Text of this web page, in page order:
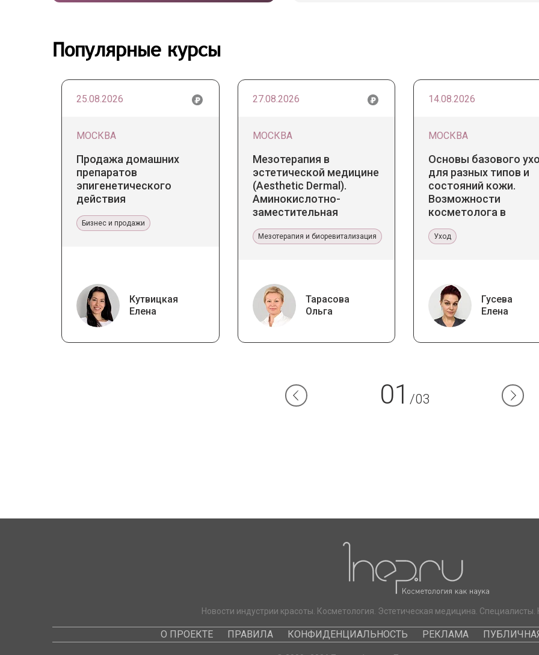
Популярные курсы
25.08.2026
МОСКВА
Продажа домашних
препаратов
эпигенетического
действия
Бизнес и продажи
Кутвицкая
Елена
27.08.2026
МОСКВА
Мезотерапия в
эстетической медицине
(Aesthetic Dermal).
Аминокислотно-
заместительная
Мезотерапия и биоревитализация
Тарасова
Ольга
14.08.2026
МОСКВА
Основы базового
для разных типов и
состояний кожи.
Возможности
косметолога в
Уход
Гусева
Елена
01 /03
Новости индустрии красоты. Косметология. Эстетическая медицина. Специалисты.
О ПРОЕКТЕ ПРАВИЛА КОНФИДЕНЦИАЛЬНОСТЬ РЕКЛАМА